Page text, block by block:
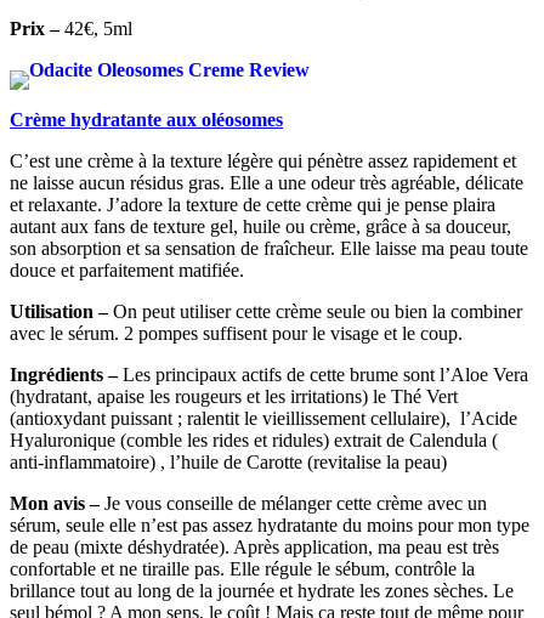
Prix –42€, 5ml
Crème hydratante aux oléosomes
C’est une crème à la texture légère qui pénètre assez rapidement et
ne laisse aucun résidus gras. Elle a une odeur très agréable, délicate
et relaxante. J’adore la texture de cette crème qui je pense plaira
autant aux fans de texture gel, huile ou crème, grâce à sa douceur,
son absorption et sa sensation de fraîcheur. Elle laisse ma peau toute
douce et parfaitement matifiée.
Utilisation –On peut utiliser cette crème seule ou bien la combiner
avec le sérum. 2 pompes suffisent pour le visage et le coup.
Ingrédients –Les principaux actifs de cette brume sont l’Aloe Vera
(hydratant, apaise les rougeurs et les irritations) le Thé Vert
(antioxydant puissant ; ralentit le vieillissement cellulaire), l’Acide
Hyaluronique (comble les rides et ridules) extrait de Calendula (
anti-inflammatoire) , l’huile de Carotte (revitalise la peau)
Mon avis –Je vous conseille de mélanger cette crème avec un
sérum, seule elle n’est pas assez hydratante du moins pour mon type
de peau (mixte déshydratée). Après application, ma peau est très
confortable et ne tiraille pas. Elle régule le sébum, contrôle la
brillance tout au long de la journée et hydrate les zones sèches. Le
seul bémol ? A mon sens, le coût ! Mais ça reste tout de même pour